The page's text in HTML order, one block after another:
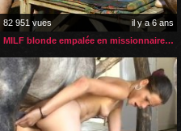
82 951 vues
il y a 6 ans
MILF blonde empalée en missionnaire par son étalon